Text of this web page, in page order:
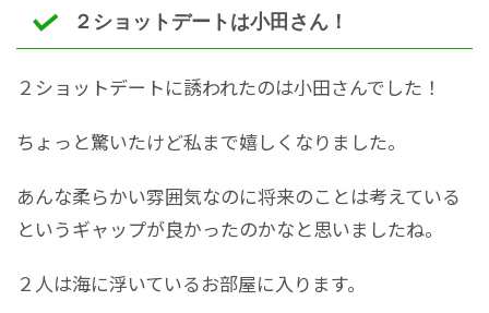
２ショットデートは小田さん！
２ショットデートに誘われたのは小田さんでした！
ちょっと驚いたけど私まで嬉しくなりました。
あんな柔らかい雰囲気なのに将来のことは考えている
というギャップが良かったのかなと思いましたね。
２人は海に浮いているお部屋に入ります。